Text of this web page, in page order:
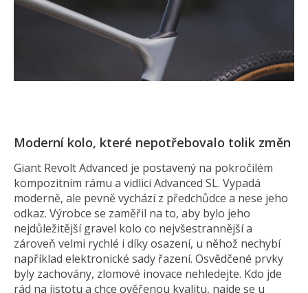
Moderní kolo, které nepotřebovalo tolik změn
Giant Revolt Advanced je postavený na pokročilém
kompozitním rámu a vidlici Advanced SL. Vypadá
moderně, ale pevně vychází z předchůdce a nese jeho
odkaz. Výrobce se zaměřil na to, aby bylo jeho
nejdůležitější gravel kolo co nejvšestrannější a
zároveň velmi rychlé i díky osazení, u něhož nechybí
například elektronické sady řazení. Osvědčené prvky
byly zachovány, zlomové inovace nehledejte. Kdo jde
rád na jistotu a chce ověřenou kvalitu, najde se u